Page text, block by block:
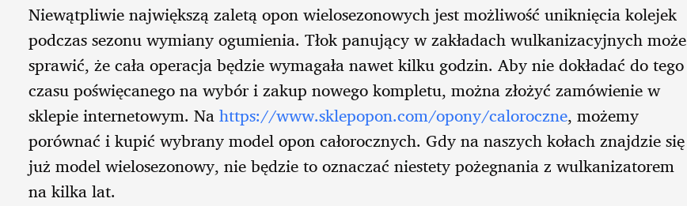
Niewątpliwie największą zaletą opon wielosezonowych jest możliwość uniknięcia kolejek
podczas sezonu wymiany ogumienia. Tłok panujący w zakładach wulkanizacyjnych może
sprawić, że cała operacja będzie wymagała nawet kilku godzin. Aby nie dokładać do tego
czasu poświęcanego na wybór i zakup nowego kompletu, można złożyć zamówienie w
sklepie internetowym. Nahttps://www.sklepopon.com/opony/caloroczne, możemy
porównać i kupić wybrany model opon całorocznych. Gdy na naszych kołach znajdzie się
już model wielosezonowy, nie będzie to oznaczać niestety pożegnania z wulkanizatorem
na kilka lat.